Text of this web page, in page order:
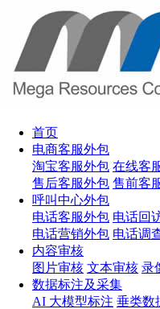
首页
电商客服外包
淘宝客服外包 在线客
售后客服外包 售前客
呼叫中心外包
电话客服外包 电话回
电话营销外包 电话调
内容审核
图片审核 文本审核 录
数据标注及采集
AI 大模型标注 垂类数